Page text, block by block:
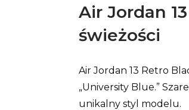
Air Jordan
świeżości
Air Jordan 13 Retro
„University Blue.”
unikalny styl modelu.